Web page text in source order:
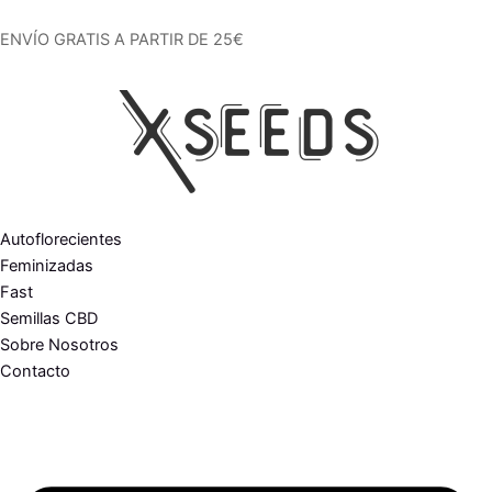
al
ENVÍO GRATIS A PARTIR DE 25€
Autoflorecientes
Feminizadas
Fast
Semillas CBD
Sobre Nosotros
Contacto